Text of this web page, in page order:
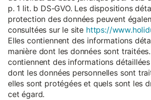
p. 1 lit. b DS-GVO. Les dispositions
protection des données peuvent
consultées sur le site https://
Elles contiennent des informations
manière dont les données sont
contiennent des informations
dont les données personnelles sont
elles sont protégées et quels sont les
cet égard.